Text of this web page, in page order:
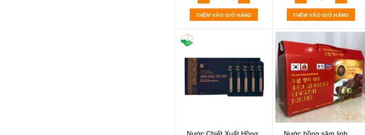
THÊM VÀO GIỎ HÀNG THÊM VÀO GIỎ HÀNG
Nước Chiết Xuất Hồng
Nước hồng sâm linh